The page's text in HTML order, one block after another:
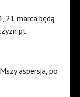
21 marca będą
pt.
aspersja, po